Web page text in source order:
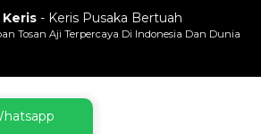
- Keris Pusaka Bertuah
Tosan Aji Terpercaya Di Indonesia Dan Dunia